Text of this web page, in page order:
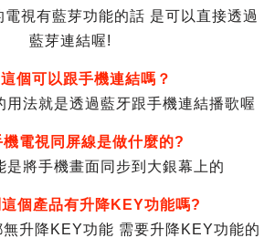
視有藍芽功能的話 是可以直接透過
藍芽連結喔!
個可以跟手機連結嗎？
用法就是透過藍牙跟手機連結播歌喔
電視同屏線是做什麼的?
是將手機畫面同步到大銀幕上的
個產品有升降KEY功能嗎?
升降KEY功能 需要升降KEY功能的